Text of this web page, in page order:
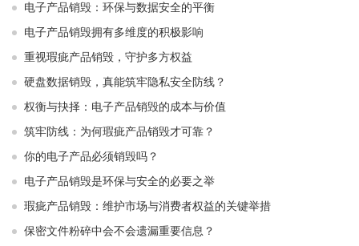
电子产品销毁：环保与数据安全的平衡
电子产品销毁拥有多维度的积极影响
重视瑕疵产品销毁，守护多方权益
硬盘数据销毁，真能筑牢隐私安全防线？
权衡与抉择：电子产品销毁的成本与价值
筑牢防线：为何瑕疵产品销毁才可靠？
你的电子产品必须销毁吗？
电子产品销毁是环保与安全的必要之举​ ​
瑕疵产品销毁：维护市场与消费者权益的关键举措​ ​
保密文件粉碎中会不会遗漏重要信息？